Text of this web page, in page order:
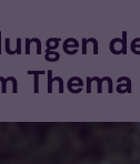
Thema